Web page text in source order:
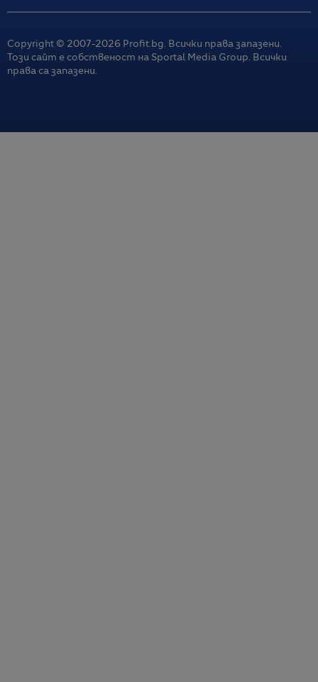
Copyright © 2007-2026 Profit.bg. Всички права запазени.
Този сайт е собственост на Sportal Media Group. Всички
права са запазени.